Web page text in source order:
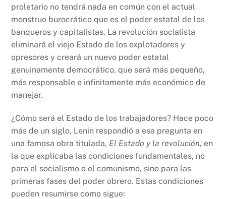
proletario no tendrá nada en común con el actual
monstruo burocrático que es el poder estatal de los
banqueros y capitalistas. La revolución socialista
eliminará el viejo Estado de los explotadores y
opresores y creará un nuevo poder estatal
genuinamente democrático, que será más pequeño,
más responsable e infinitamente más económico de
manejar.
¿Cómo será el Estado de los trabajadores? Hace poco
más de un siglo, Lenin respondió a esa pregunta en
una famosa obra titulada, El Estado y la revolución, en
la que explicaba las condiciones fundamentales, no
para el socialismo o el comunismo, sino para las
primeras fases del poder obrero. Estas condiciones
pueden resumirse como sigue: